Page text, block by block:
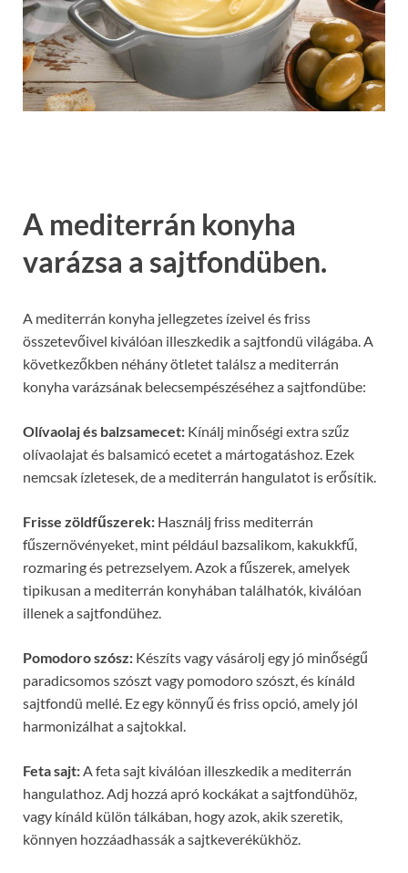
A mediterrán konyha
varázsa a sajtfondüben.
A mediterrán konyha jellegzetes ízeivel és friss
összetevőivel kiválóan illeszkedik a sajtfondü világába. A
következőkben néhány ötletet találsz a mediterrán
konyha varázsának belecsempészéséhez a sajtfondübe:
Olívaolaj és balzsamecet: Kínálj minőségi extra szűz
olívaolajat és balsamicó ecetet a mártogatáshoz. Ezek
nemcsak ízletesek, de a mediterrán hangulatot is erősítik.
Frisse zöldfűszerek: Használj friss mediterrán
fűszernövényeket, mint például bazsalikom, kakukkfű,
rozmaring és petrezselyem. Azok a fűszerek, amelyek
tipikusan a mediterrán konyhában találhatók, kiválóan
illenek a sajtfondühez.
Pomodoro szósz: Készíts vagy vásárolj egy jó minőségű
paradicsomos szószt vagy pomodoro szószt, és kínáld
sajtfondü mellé. Ez egy könnyű és friss opció, amely jól
harmonizálhat a sajtokkal.
Feta sajt: A feta sajt kiválóan illeszkedik a mediterrán
hangulathoz. Adj hozzá apró kockákat a sajtfondühöz,
vagy kínáld külön tálkában, hogy azok, akik szeretik,
könnyen hozzáadhassák a sajtkeverékükhöz.